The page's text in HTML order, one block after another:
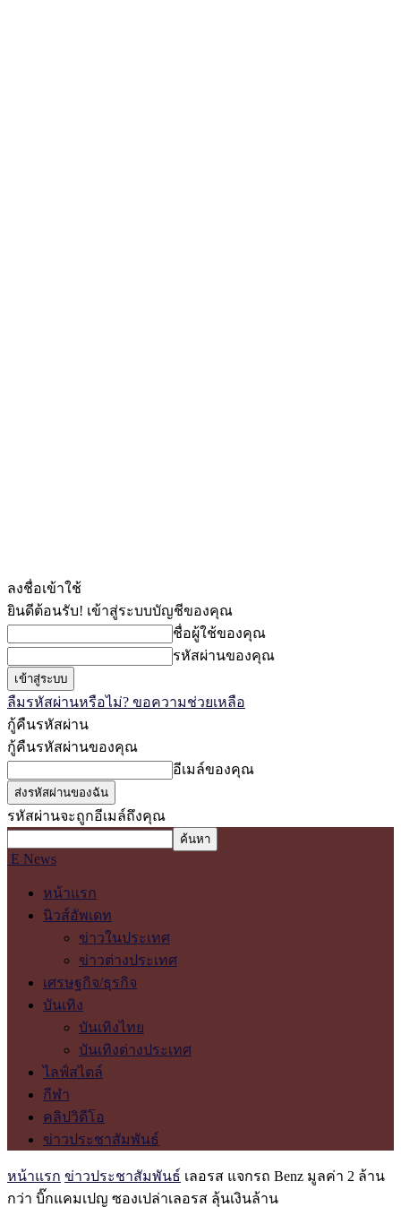
ลงชื่อเข้าใช้
ยินดีต้อนรับ! เข้าสู่ระบบบัญชีของคุณ
ชื่อผู้ใช้ของคุณ
รหัสผ่านของคุณ
ลืมรหัสผ่านหรือไม่? ขอความช่วยเหลือ
กู้คืนรหัสผ่าน
กู้คืนรหัสผ่านของคุณ
อีเมล์ของคุณ
รหัสผ่านจะถูกอีเมล์ถึงคุณ
E News
หน้าแรก
นิวส์อัพเดท
ข่าวในประเทศ
ข่าวต่างประเทศ
เศรษฐกิจ/ธุรกิจ
บันเทิง
บันเทิงไทย
บันเทิงต่างประเทศ
ไลฟ์สไตล์
กีฬา
คลิปวิดีโอ
ข่าวประชาสัมพันธ์
หน้าแรก ข่าวประชาสัมพันธ์ เลอรส แจกรถ Benz มูลค่า 2 ล้าน
กว่า บิ๊กแคมเปญ ซองเปล่าเลอรส ลุ้นเงินล้าน